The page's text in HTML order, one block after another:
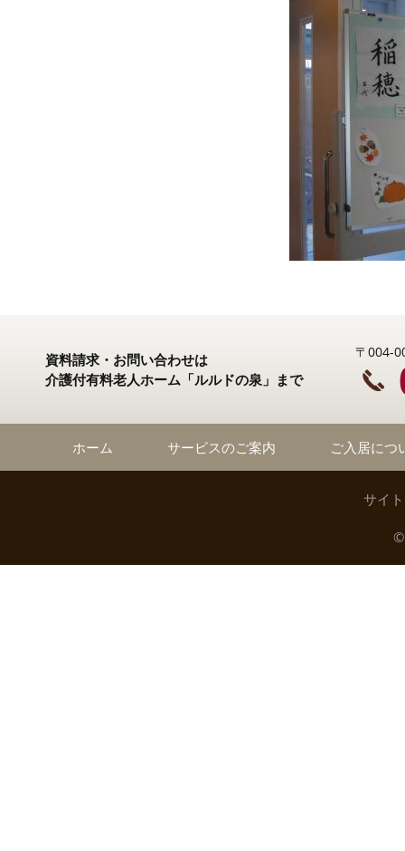
資料請求・お問い合わせは
介護付有料老人ホーム「ルルドの泉」まで
〒004-
ホーム サービスのご案内 ご入居につ
サイ
©